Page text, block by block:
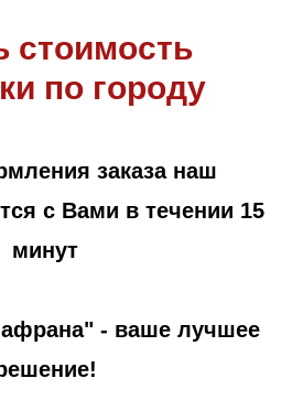
стоимость
по городу
заказа наш
с Вами в течении 15
минут
- ваше лучшее